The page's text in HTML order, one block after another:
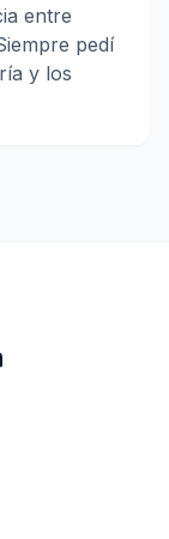
entre
pedí
y los